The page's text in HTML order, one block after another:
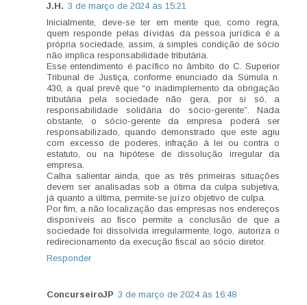
J.H. 3 de março de 2024 às 15:21
Inicialmente, deve-se ter em mente que, como regra,
quem responde pelas dívidas da pessoa jurídica é a
própria sociedade, assim, a simples condição de sócio
não implica responsabilidade tributária.
Esse entendimento é pacífico no âmbito do C. Superior
Tribunal de Justiça, conforme enunciado da Súmula n.
430, a qual prevê que “o inadimplemento da obrigação
tributária pela sociedade não gera, por si só, a
responsabilidade solidária do sócio-gerente”. Nada
obstante, o sócio-gerente da empresa poderá ser
responsabilizado, quando demonstrado que este agiu
com excesso de poderes, infração à lei ou contra o
estatuto, ou na hipótese de dissolução irregular da
empresa.
Calha salientar ainda, que as três primeiras situações
devem ser analisadas sob a ótima da culpa subjetiva,
já quanto a última, permite-se juízo objetivo de culpa.
Por fim, a não localização das empresas nos endereços
disponíveis ao fisco permite a conclusão de que a
sociedade foi dissolvida irregularmente, logo, autoriza o
redirecionamento da execução fiscal ao sócio diretor.
Responder
ConcurseiroJP 3 de março de 2024 às 16:48